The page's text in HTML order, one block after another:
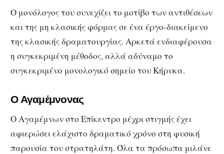
Ο μονόλογος του συνεχίζει το μοτίβο των αντιθέσεων
και της μη κλασικής φόρμας σε ένα έργο-διακείμενο
της κλασικής δραματουργίας. Αρκετά ενδιαφέρουσα
η συγκεκριμένη μέθοδος, αλλά αδύναμο το
συγκεκριμένο μονολογικό σημείο του Κήρυκα.
Ο Αγαμέμνονας
Ο Αγαμέμνων στο Επίκεντρο μέχρι στιγμής έχει
αφιερώσει ελάχιστο δραματικό χρόνο στη φυσική
παρουσία του στρατηλάτη. Όλα τα πρόσωπα μιλάνε